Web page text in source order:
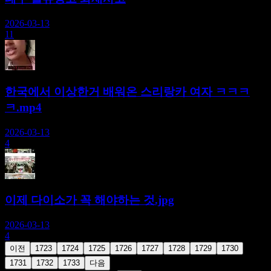
2026-03-13
11
한국에서 이상한거 배워온 스리랑카 여자 ㅋㅋㅋ
ㅋ.mp4
2026-03-13
4
이제 다이소가 꼭 해야하는 것.jpg
2026-03-13
4
이전 1723 1724 1725 1726 1727 1728 1729
1730
1731
1732 1733 다음